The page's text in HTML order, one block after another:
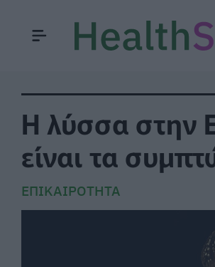
Η λύσσα στην
είναι τα
ΕΠΙΚΑΙΡΌΤΗΤΑ